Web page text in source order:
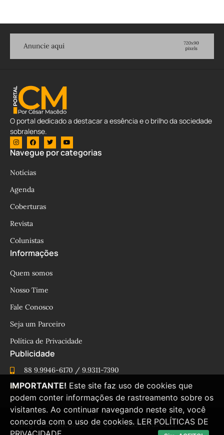
O portal dedicado a destacar a essência e o brilho da sociedade
sobralense.
Navegue por categorias
Notícias
Agenda
Coberturas
Revista
Colunistas
Informações
Quem somos
Nosso Time
Fale Conosco
Seja um Parceiro
Política de Privacidade
Publicidade
88 9.9946-6170 / 9.9311-7390
cesinhamacedo@yahoo.com.br
© Blog César Macêdo 2015 – 2025 Todos os direitos
IMPORTANTE! Este site faz uso de cookies que
podem conter informações de rastreamento sobre os
visitantes. Ao continuar navegando neste site, você
concorda com o uso de cookies. LER POLÍTICAS DE